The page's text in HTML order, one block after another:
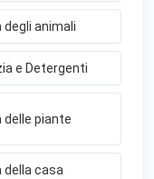
degli animali
e Detergenti
delle piante
della casa